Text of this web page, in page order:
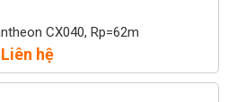
CX040, Rp=62m
Liên hệ